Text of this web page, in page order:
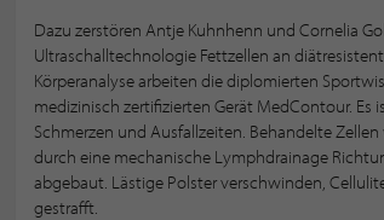
Dazu zerstören Antje Kuhnhenn und Cornelia
Ultraschalltechnologie Fettzellen an
Körperanalyse arbeiten die diplomierten
medizinisch zertifizierten Gerät MedContour. Es
Schmerzen und Ausfallzeiten. Behandelte
durch eine mechanische Lymphdrainage
abgebaut. Lästige Polster verschwinden,
gestrafft.